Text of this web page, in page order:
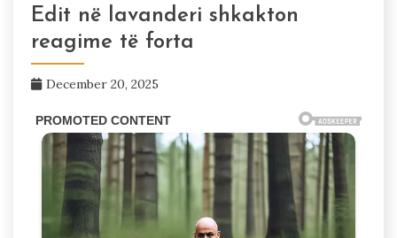
Edit në lavanderi shkakton
reagime të forta
December 20, 2025